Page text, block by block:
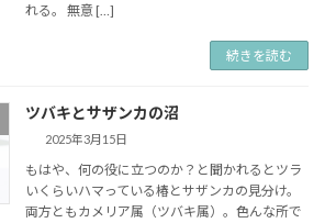
れる。 無意 […]
続きを読む
ツバキとサザンカの沼
2025年3月15日
もはや、何の役に立つのか？と聞かれるとツラ
いくらいハマっている椿とサザンカの見分け。
両方ともカメリア属（ツバキ属）。色んな所で